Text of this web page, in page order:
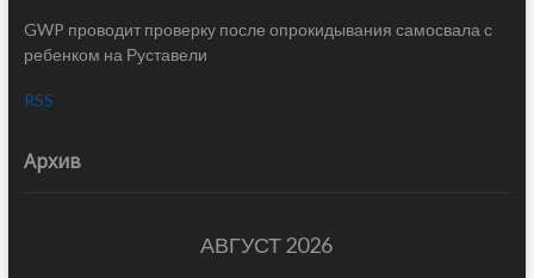
GWP проводит проверку после опрокидывания самосвала с
ребенком на Руставели
RSS
Архив
АВГУСТ 2026